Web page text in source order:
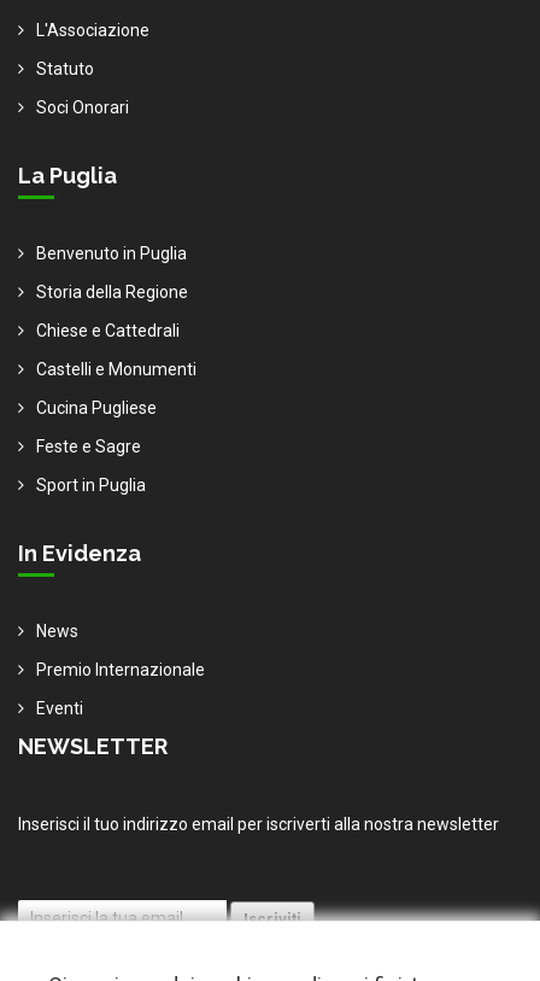
L'Associazione
Statuto
Soci Onorari
La Puglia
Benvenuto in Puglia
Storia della Regione
Chiese e Cattedrali
Castelli e Monumenti
Cucina Pugliese
Feste e Sagre
Sport in Puglia
In Evidenza
News
Premio Internazionale
Eventi
NEWSLETTER
Inserisci il tuo indirizzo email per iscriverti alla nostra newsletter